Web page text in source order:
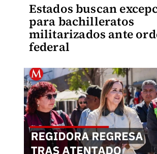
Estados buscan
para bachilleratos
militarizados ante
federal